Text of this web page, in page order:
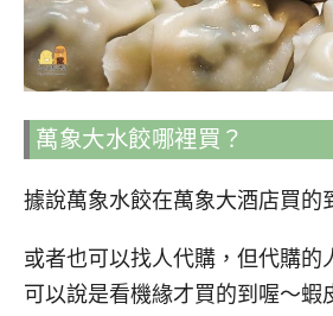
萬象大水餃哪裡買？
據說萬象水餃在萬象大酒店買的
或者也可以找人代購，但代購的
可以說是看機緣才買的到喔～蝦